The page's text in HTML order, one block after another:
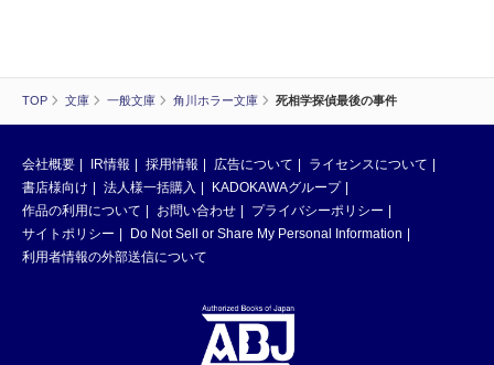
TOP 文庫 一般文庫 角川ホラー文庫 死相学探偵最後の事件
会社概要 IR情報 採用情報 広告について
ライセンスについて
書店様向け
法人様一括購入
KADOKAWAグループ
作品の利用について
お問い合わせ
プライバシーポリシー
サイトポリシー
Do Not Sell or Share My Personal Information
利用者情報の外部送信について